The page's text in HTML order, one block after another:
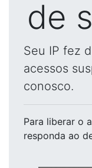
de
Seu IP fez
acessos
conosco.
Para liberar o
responda ao